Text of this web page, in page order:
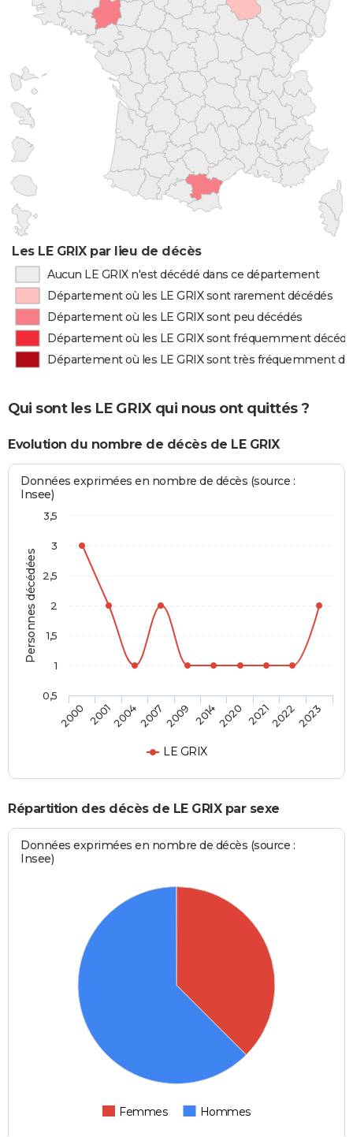
Les LE GRIX par lieu de décès
Aucun LE GRIX n'est décédé dans ce département
Département où les LE GRIX sont rarement décédés
Département où les LE GRIX sont peu décédés
Département où les LE GRIX sont fréquemment
Département où les LE GRIX sont très fréquemment
Qui sont les LE GRIX qui nous ont quittés ?
Evolution du nombre de décès de LE GRIX
Personnes décédées
Données exprimées en nombre de décès (source :
Insee)
LE GRIX
2000 2001200420072009 20142020 202120222023
0,5
1
1,5
2
2,5
3
3,5
Répartition des décès de LE GRIX par sexe
Données exprimées en nombre de décès (source :
Insee)
Femmes Hommes